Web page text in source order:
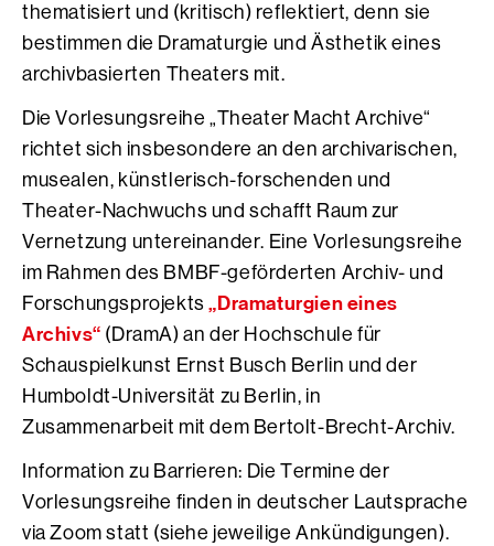
thematisiert und (kritisch) reflektiert, denn sie
bestimmen die Dramaturgie und Ästhetik eines
archivbasierten Theaters mit.
Die Vorlesungsreihe „Theater Macht Archive“
richtet sich insbesondere an den archivarischen,
musealen, künstlerisch-forschenden und
Theater-Nachwuchs und schafft Raum zur
Vernetzung untereinander. Eine Vorlesungsreihe
im Rahmen des BMBF-geförderten Archiv- und
Forschungsprojekts„Dramaturgien eines
Archivs“ (DramA) an der Hochschule für
Schauspielkunst Ernst Busch Berlin und der
Humboldt-Universität zu Berlin, in
Zusammenarbeit mit dem Bertolt-Brecht-Archiv.
Information zu Barrieren: Die Termine der
Vorlesungsreihe finden in deutscher Lautsprache
via Zoom statt (siehe jeweilige Ankündigungen).